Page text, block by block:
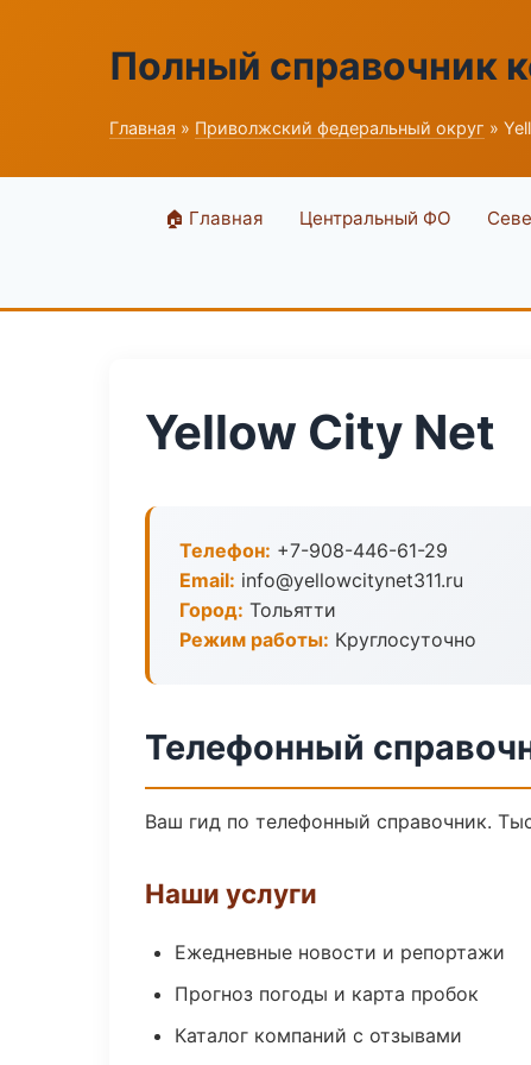
Полный справочник
Главная » Приволжский федеральный округ »
🏠 Главная Центральный ФО
Yellow City Net
Телефон: +7-908-446-61-29
Email: info@yellowcitynet311.ru
Город: Тольятти
Режим работы: Круглосуточно
Телефонный
Ваш гид по телефонный справочник.
Наши услуги
Ежедневные новости и репортажи
Прогноз погоды и карта пробок
Каталог компаний с отзывами